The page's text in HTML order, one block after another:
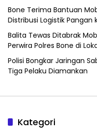
Bone Terima Bantuan
Distribusi Logistik Pangan
Balita Tewas Ditabrak
Perwira Polres Bone di
Polisi Bongkar Jaringan
Tiga Pelaku Diamankan
Kategori